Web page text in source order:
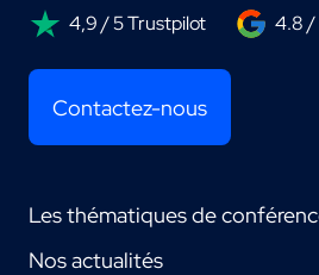
4,9 / 5 Trustpilot 4.8 /
Contactez-nous
Les thématiques de
Nos actualités